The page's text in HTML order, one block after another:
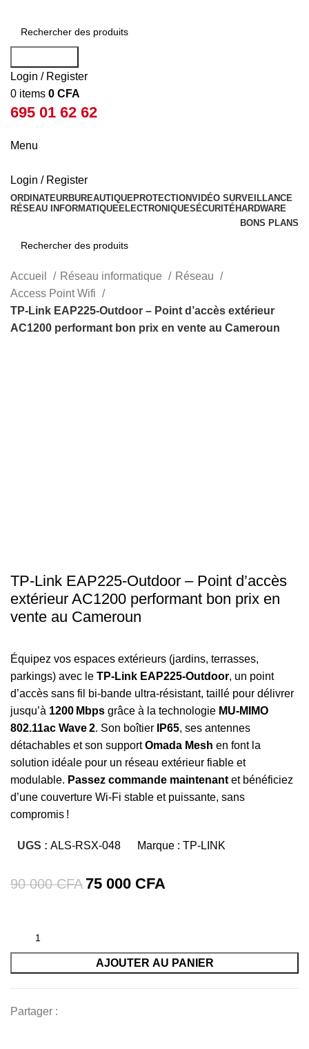
Login / Register
0 items 0 CFA
695 01 62 62
Menu
Login / Register
ORDINATEURBUREAUTIQUEPROTECTIONVIDÉO SURVEILLANCE
RÉSEAU INFORMATIQUEELECTRONIQUESÉCURITÉHARDWARE
BONS PLANS
Rechercher
Accueil Réseau informatique
Réseau
Access Point Wifi
TP‑Link EAP225‑Outdoor – Point d’accès extérieur
AC1200 performant bon prix en vente au Cameroun
TP‑Link EAP225‑Outdoor – Point d’accès
extérieur AC1200 performant bon prix en
vente au Cameroun
Équipez vos espaces extérieurs (jardins, terrasses,
parkings) avec le TP‑Link EAP225‑Outdoor, un point
d’accès sans fil bi‑bande ultra‑résistant, taillé pour délivrer
jusqu’à 1200 Mbps grâce à la technologie MU‑MIMO
802.11ac Wave 2. Son boîtier IP65, ses antennes
détachables et son supportOmada Mesh en font la
solution idéale pour un réseau extérieur fiable et
modulable. Passez commande maintenant et bénéficiez
d’une couverture Wi‑Fi stable et puissante, sans
compromis !
UGS : ALS-RSX-048 Marque : TP-LINK
90 000CFA 75 000 CFA
AJOUTER AU PANIER
Partager :